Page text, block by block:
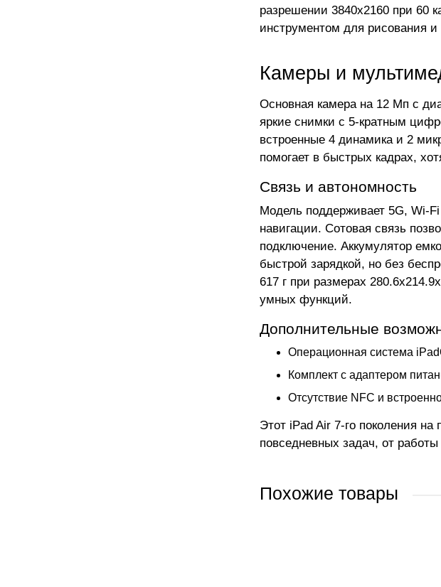
разрешении 3840x2160 при 60
инструментом для рисования и
Камеры и
Основная камера на 12 Мп с
яркие снимки с 5-кратным
встроенные 4 динамика и 2
помогает в быстрых кадрах,
Связь и автономность
Модель поддерживает 5G, Wi-
навигации. Сотовая связь
подключение. Аккумулятор
быстрой зарядкой, но без
617 г при размерах
умных функций.
Дополнительные
Операционная система
Комплект с адаптером
Отсутствие NFC и
Этот iPad Air 7-го поколения
повседневных задач, от
Похожие товары